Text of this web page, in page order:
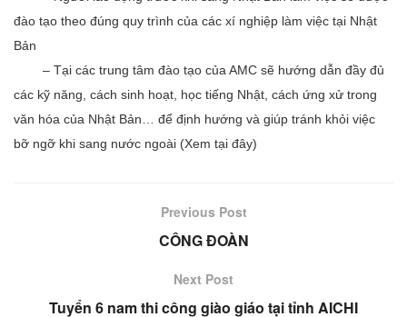
đào tạo theo đúng quy trình của các xí nghiệp làm việc tại Nhật
Bản
– Tại các trung tâm đào tạo của AMC sẽ hướng dẫn đầy đủ
các kỹ năng, cách sinh hoạt, học tiếng Nhật, cách ứng xử trong
văn hóa của Nhật Bản… để định hướng và giúp tránh khỏi việc
bỡ ngỡ khi sang nước ngoài (Xem tại đây)
Previous Post
CÔNG ĐOÀN
Next Post
Tuyển 6 nam thi công giào giáo tại tỉnh AICHI